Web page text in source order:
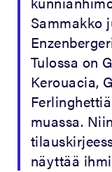
Sammakko
Tulossa on
Kerouacia,
muassa.
näyttää